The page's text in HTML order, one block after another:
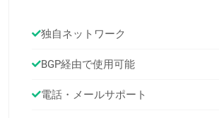
独自ネットワーク
BGP経由で使用可能
電話・メールサポート